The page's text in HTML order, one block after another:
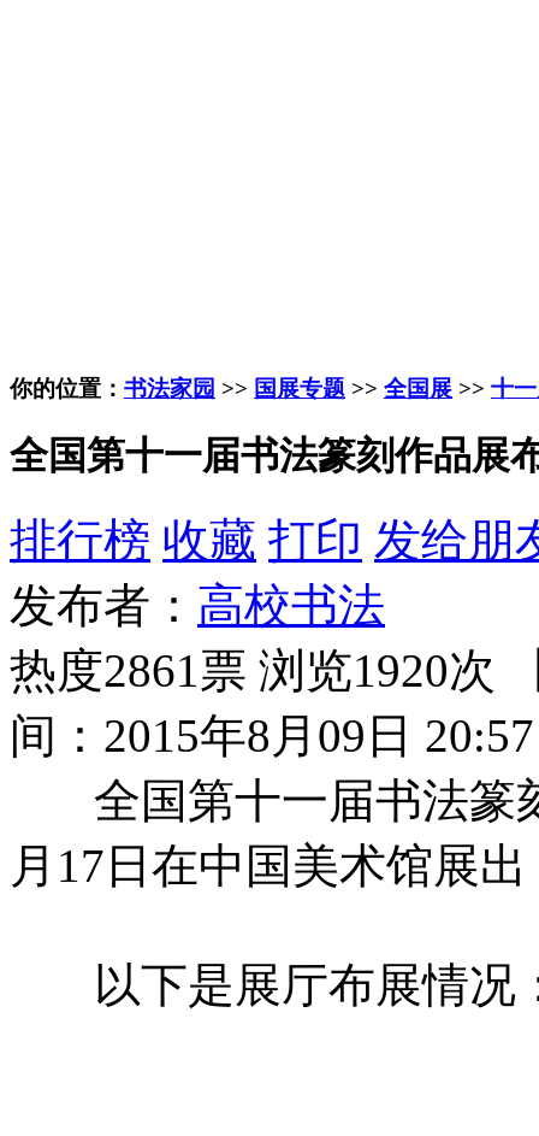
你的位置： 书法家园 >> 国展专题 >> 全国展 >> 十
全国第十一届书法篆刻作品展
排行榜 收藏 打印 发给朋
发布者： 高校书法
热度2861票 浏览1920次
间：2015年8月09日 20:57
全国第十一届书法篆
月17日在中国美术馆展
以下是展厅布展情况